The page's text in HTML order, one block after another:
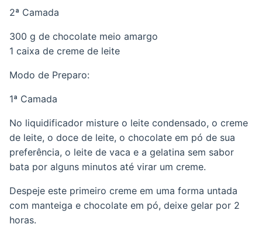
2ª Camada
300 g de chocolate meio amargo
1 caixa de creme de leite
Modo de Preparo:
1ª Camada
No liquidificador misture o leite condensado, o creme
de leite, o doce de leite, o chocolate em pó de sua
preferência, o leite de vaca e a gelatina sem sabor
bata por alguns minutos até virar um creme.
Despeje este primeiro creme em uma forma untada
com manteiga e chocolate em pó, deixe gelar por 2
horas.